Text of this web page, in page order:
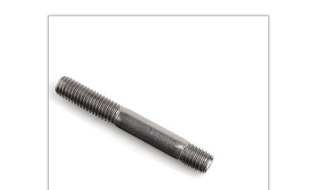
Заклепки (Гайки-Заклепки)
Крюки, кольца с метрической резьбой